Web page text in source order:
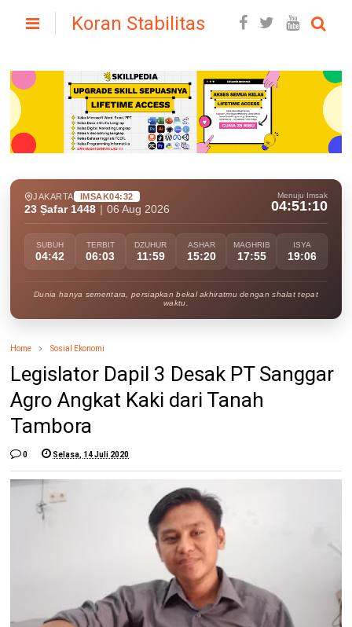
Koran Stabilitas
JAKARTA IMSAK04:32
23 Ṣafar 1448 06 Aug 2026
Menuju Imsak
04:51:09
SUBUH
04:42
TERBIT
06:03
DZUHUR
11:59
ASHAR
15:20
MAGHRIB
17:55
ISYA
19:06
Dunia hanya sementara, persiapkan bekal akhiratmu dengan shalat tepat
waktu.
Home Sosial Ekonomi
Legislator Dapil 3 Desak PT Sanggar
Agro Angkat Kaki dari Tanah
Tambora
0 Selasa, 14 Juli 2020